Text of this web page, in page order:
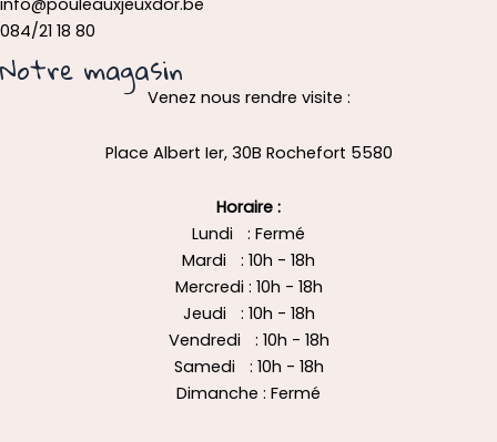
info@pouleauxjeuxdor.be
084/21 18 80
Notre magasin
Venez nous rendre visite :
Place Albert Ier, 30B Rochefort 5580
Horaire :
Lundi : Fermé
Mardi : 10h - 18h
Mercredi : 10h - 18h
Jeudi : 10h - 18h
Vendredi : 10h - 18h
Samedi : 10h - 18h
Dimanche : Fermé